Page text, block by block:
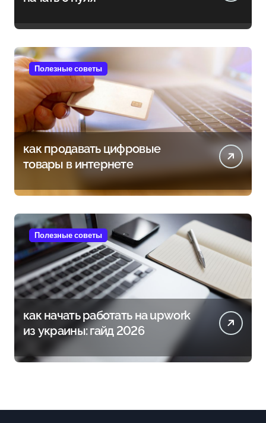
Полезные советы
как продавать цифровые
товары в интернете
Полезные советы
как начать работать на upwork
из украины: гайд 2026